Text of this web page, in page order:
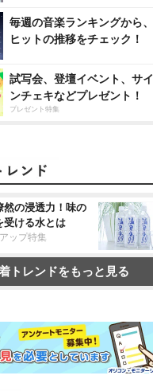
毎週の音楽ランキングから、
ヒットの推移をチェック！
試写会、登壇イベント、サイ
ンチェキなどプレゼント！
プレゼント特集
然の浸透力！味の
受ける水とは
ップ特集
トレンドをもっと見る